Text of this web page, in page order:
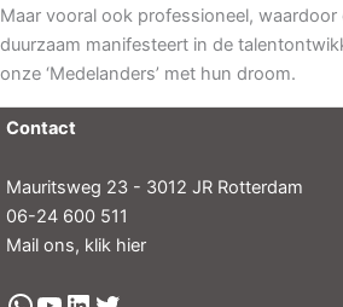
Maar vooral ook professioneel,
duurzaam manifesteert in de
onze ‘Medelanders’ met hun droom.
Contact
Mauritsweg 23 - 3012 JR Rotterdam
06-24 600 511
Mail ons, klik hier